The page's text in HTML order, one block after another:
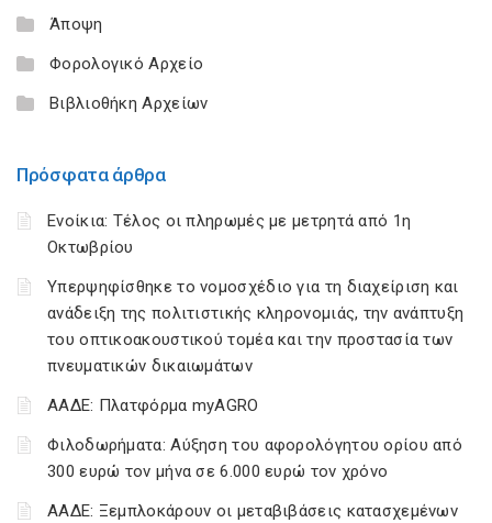
Άποψη
Φορολογικό Αρχείο
Βιβλιοθήκη Αρχείων
Πρόσφατα άρθρα
Ενοίκια: Τέλος οι πληρωμές με μετρητά από 1η
Οκτωβρίου
Υπερψηφίσθηκε το νομοσχέδιο για τη διαχείριση και
ανάδειξη της πολιτιστικής κληρονομιάς, την ανάπτυξη
του οπτικοακουστικού τομέα και την προστασία των
πνευματικών δικαιωμάτων
ΑΑΔΕ: Πλατφόρμα myAGRO
Φιλοδωρήματα: Αύξηση του αφορολόγητου ορίου από
300 ευρώ τον μήνα σε 6.000 ευρώ τον χρόνο
ΑΑΔΕ: Ξεμπλοκάρουν οι μεταβιβάσεις κατασχεμένων